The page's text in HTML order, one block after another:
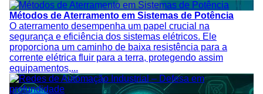
Métodos de Aterramento em Sistemas de Potência
O aterramento desempenha um papel crucial na
segurança e eficiência dos sistemas elétricos. Ele
proporciona um caminho de baixa resistência para a
corrente elétrica fluir para a terra, protegendo assim
equipamentos,...